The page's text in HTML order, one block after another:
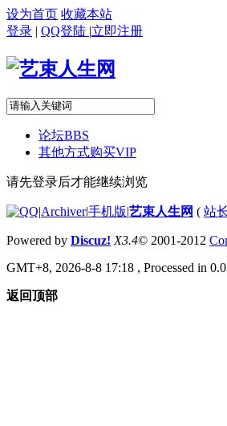
设为首页 收藏本站
登录 | QQ登陆 |立即注册
论坛BBS
其他方式购买VIP
请先登录后才能继续浏览
|Archiver|手机版|艺束人生网 ( 站
Powered by Discuz! X3.4© 2001-2012
GMT+8, 2026-8-8 17:18 , Processed in
返回顶部